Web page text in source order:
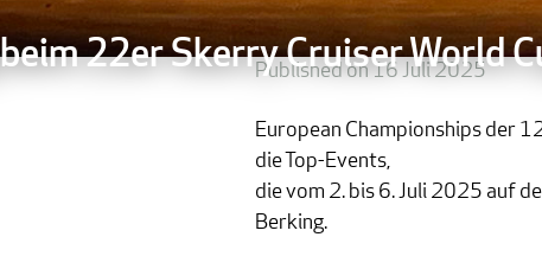
22er Skerry Cruiser World
Published on 16 Juli 2025
„Unser“ Andreas Haubold von Haubold
European Championships der
die Top-Events,
die vom 2. bis 6. Juli 2025 auf
Berking.